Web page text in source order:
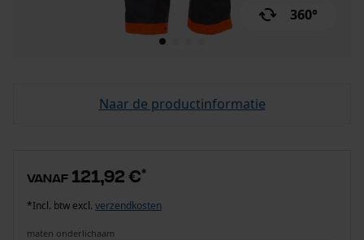
360°
Naar de productinformatie
vanaf 121,92 €*
*Incl. btw excl. verzendkosten
maten onderlichaam